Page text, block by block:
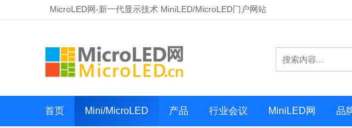
MicroLED网-新一代显示技术 MiniLED/MicroLED门户网站
首页 Mini/MicroLED 产品 行业会议 MiniLED网 品